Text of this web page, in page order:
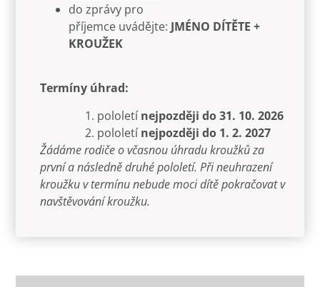
do zprávy pro
příjemce uvádějte: JMÉNO DÍTĚTE +
KROUŽEK
Termíny úhrad:
pololetí nejpozději do 31. 10. 2026
pololetí nejpozději do 1. 2. 2027
Žádáme rodiče o včasnou úhradu kroužků za
první a následně druhé pololetí. Při neuhrazení
kroužku v termínu nebude moci dítě pokračovat v
navštěvování kroužku.